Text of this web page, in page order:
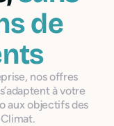
de
nos offres
à votre
aux objectifs des